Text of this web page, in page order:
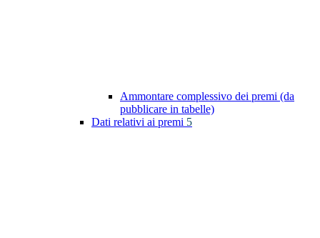
Ammontare complessivo dei premi (da
pubblicare in tabelle)
Dati relativi ai premi 5